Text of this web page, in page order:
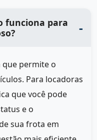
funciona para
permite o
Para locadoras
que você pode
e o
sua frota em